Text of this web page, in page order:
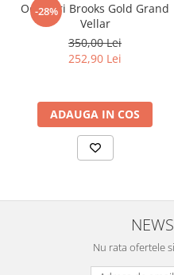
-28%
Ochelari Brooks Gold Grand
Vellar
350,00 Lei
252,90 Lei
ADAUGA IN COS
Nu rata ofertele